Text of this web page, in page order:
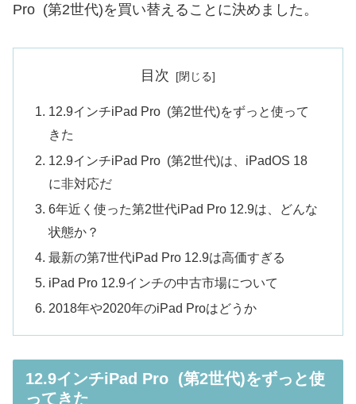
Pro (第2世代)を買い替えることに決めました。
目次
12.9インチiPad Pro (第2世代)をずっと使って
きた
12.9インチiPad Pro (第2世代)は、iPadOS 18
に非対応だ
6年近く使った第2世代iPad Pro 12.9は、どんな
状態か？
最新の第7世代iPad Pro 12.9は高価すぎる
iPad Pro 12.9インチの中古市場について
2018年や2020年のiPad Proはどうか
12.9インチiPad Pro (第2世代)をずっと使
ってきた